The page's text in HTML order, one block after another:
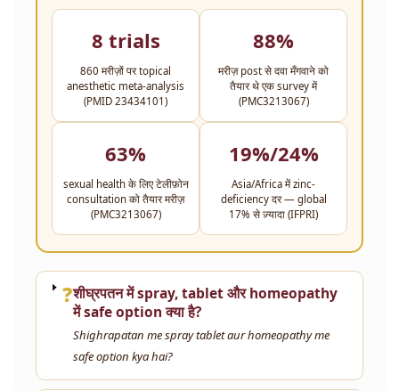
8 trials
860 मरीज़ों पर topical
anesthetic meta-analysis
(PMID 23434101)
88%
मरीज़ post से दवा मँगवाने को
तैयार थे एक survey में
(PMC3213067)
63%
sexual health के लिए टेलीफ़ोन
consultation को तैयार मरीज़
(PMC3213067)
19%/24%
Asia/Africa में zinc-
deficiency दर — global
17% से ज़्यादा (IFPRI)
❓शीघ्रपतन में spray, tablet और homeopathy
में safe option क्या है?
Shighrapatan me spray tablet aur homeopathy me
safe option kya hai?